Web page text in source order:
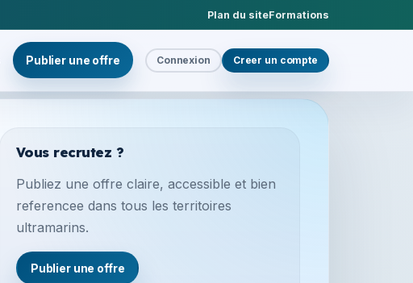
Plan du siteFormations
Publier une offre Connexion Creer un compte
Vous recrutez ?
Publiez une offre claire, accessible et bien
referencee dans tous les territoires
ultramarins.
Publier une offre